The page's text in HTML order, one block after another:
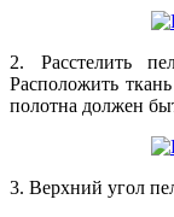
2. Расстелить
Расположить
полотна должен
3. Верхний угол